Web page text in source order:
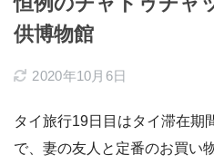
供博物館
2020年10月6日
タイ旅行19日目はタイ滞在期
で、妻の友人と定番のお買い